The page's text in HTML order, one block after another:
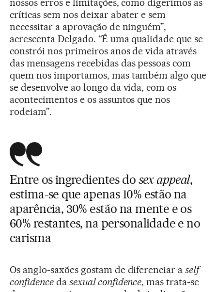
críticas sem nos deixar abater e sem
necessitar a aprovação de ninguém”,
acrescenta Delgado. “É uma qualidade que se
constrói nos primeiros anos de vida através
das mensagens recebidas das pessoas com
quem nos importamos, mas também algo que
se desenvolve ao longo da vida, com os
acontecimentos e os assuntos que nos
rodeiam”.
Entre os ingredientes do sex appeal,
estima-se que apenas 10% estão na
aparência, 30% estão na mente e os
60% restantes, na personalidade e no
carisma
Os anglo-saxões gostam de diferenciar aself
confidenceda sexual confidence, mas trata-se